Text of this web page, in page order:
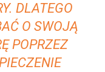
DLATEGO
O SWOJĄ
POPRZEZ